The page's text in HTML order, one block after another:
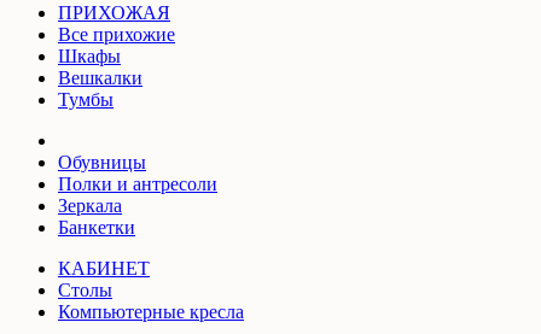
ПРИХОЖАЯ
Все прихожие
Шкафы
Вешкалки
Тумбы
Обувницы
Полки и антресоли
Зеркала
Банкетки
КАБИНЕТ
Столы
Компьютерные кресла